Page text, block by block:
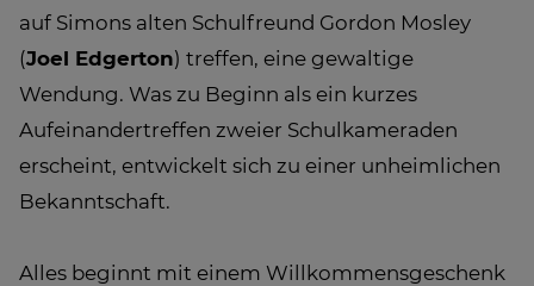
auf Simons alten Schulfreund Gordon Mosley
(Joel Edgerton) treffen, eine gewaltige
Wendung. Was zu Beginn als ein kurzes
Aufeinandertreffen zweier Schulkameraden
erscheint, entwickelt sich zu einer unheimlichen
Bekanntschaft.
Alles beginnt mit einem Willkommensgeschenk